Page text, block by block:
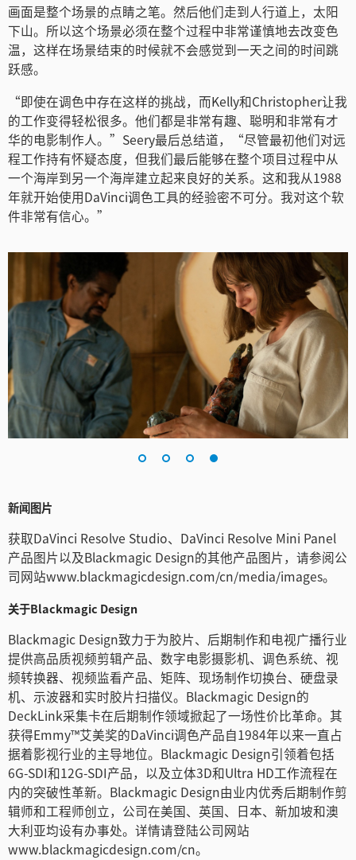
画面是整个场景的点睛之笔。然后他们走到人行道上，太阳
下山。所以这个场景必须在整个过程中非常谨慎地去改变色
温，这样在场景结束的时候就不会感觉到一天之间的时间跳
跃感。
“即使在调色中存在这样的挑战，而Kelly和Christopher让我
的工作变得轻松很多。他们都是非常有趣、聪明和非常有才
华的电影制作人。”Seery最后总结道，“尽管最初他们对远
程工作持有怀疑态度，但我们最后能够在整个项目过程中从
一个海岸到另一个海岸建立起来良好的关系。这和我从1988
年就开始使用DaVinci调色工具的经验密不可分。我对这个软
件非常有信心。”
新闻图片
获取DaVinci Resolve Studio、DaVinci Resolve Mini Panel
产品图片以及Blackmagic Design的其他产品图片，请参阅公
司网站www.blackmagicdesign.com/cn/media/images。
关于Blackmagic Design
Blackmagic Design致力于为胶片、后期制作和电视广播行业
提供高品质视频剪辑产品、数字电影摄影机、调色系统、视
频转换器、视频监看产品、矩阵、现场制作切换台、硬盘录
机、示波器和实时胶片扫描仪。Blackmagic Design的
DeckLink采集卡在后期制作领域掀起了一场性价比革命。其
获得Emmy™艾美奖的DaVinci调色产品自1984年以来一直占
据着影视行业的主导地位。Blackmagic Design引领着包括
6G-SDI和12G-SDI产品，以及立体3D和Ultra HD工作流程在
内的突破性革新。Blackmagic Design由业内优秀后期制作剪
辑师和工程师创立，公司在美国、英国、日本、新加坡和澳
大利亚均设有办事处。详情请登陆公司网站
www.blackmagicdesign.com/cn。